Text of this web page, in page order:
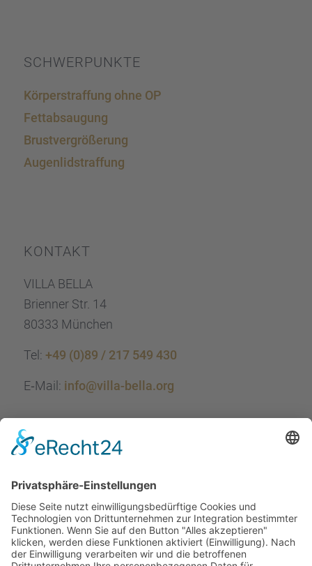
SCHWER­PUNKTE
Körper­straf­fung ohne OP
Fettab­sau­gung
Brust­ver­grö­ße­rung
Augen­lid­s­traf­fung
KONTAKT
VILLA BELLA
Brien­ner Str. 14
80333 München
Tel: +49 (0)89 / 217 549 430
E‑Mail: info@villa-bella.org
ÖFFNUNGS­ZEI­TEN
Mo-Do: 09:00 — 20:00 Uhr
Fr: 09:00 — 18:00 Uhr
Sa*: 10:00 — 18:00 Uhr